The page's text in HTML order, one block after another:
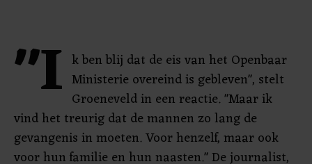
"I k ben blij dat de eis van het Openbaar
Ministerie overeind is gebleven", stelt
Groeneveld in een reactie. "Maar ik
vind het treurig dat de mannen zo lang de
gevangenis in moeten. Voor henzelf, maar ook
voor hun familie en hun naasten." De journalist,